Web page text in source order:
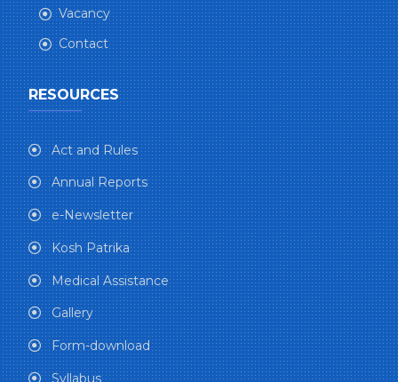
Vacancy
Contact
RESOURCES
Act and Rules
Annual Reports
e-Newsletter
Kosh Patrika
Medical Assistance
Gallery
Form-download
Syllabus